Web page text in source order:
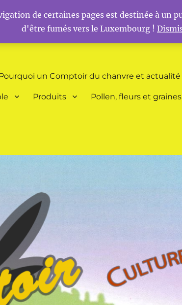
un Comptoir du chanvre et actualité
Produits Pollen, fleurs et graines
de certaines pages est destinée à un
d'être fumés vers le Luxembourg !